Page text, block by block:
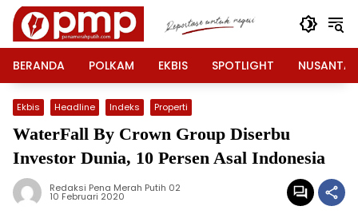
Langsung
konten
BERANDA
POLKAM EKBIS SPOTLIGHT
Ekbis Headline Indeks Properti
WaterFall By Crown Group Diserbu
Investor Dunia, 10 Persen Asal Indonesia
Redaksi Pena Merah Putih 02
10 Februari 2020